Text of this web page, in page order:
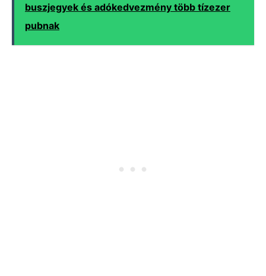
buszjegyek és adókedvezmény több tízezer
pubnak